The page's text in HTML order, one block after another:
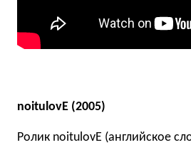
noitulovE (2005)
Ролик noitulovE (английское